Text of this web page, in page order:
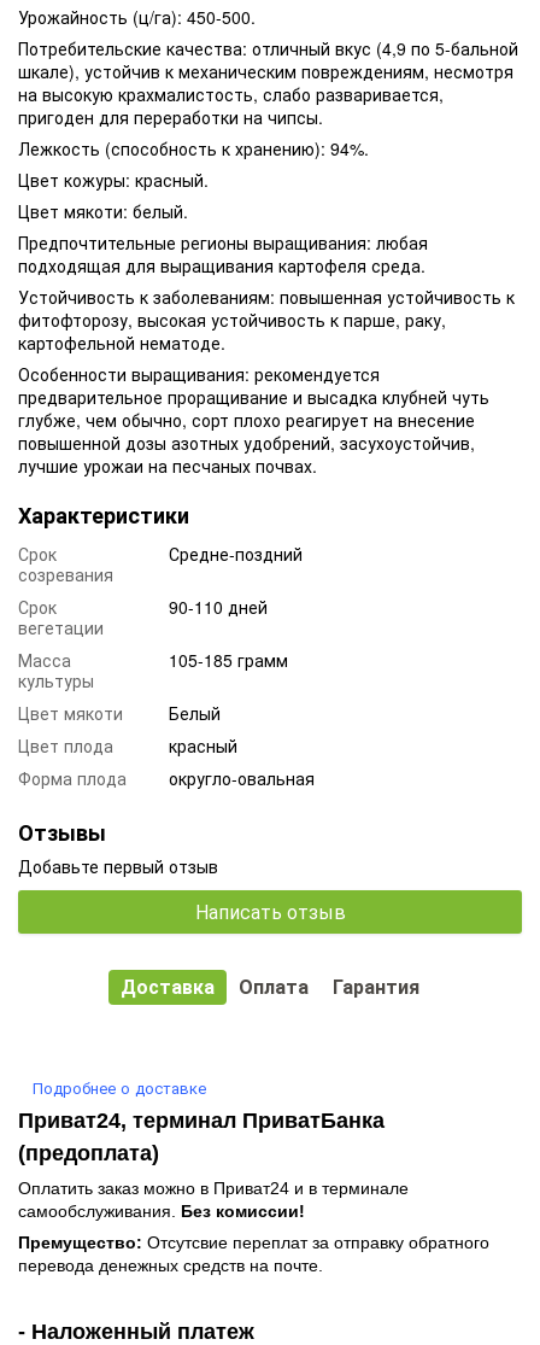
Урожайность (ц/га): 450-500.
Потребительские качества: отличный вкус (4,9 по 5-бальной
шкале), устойчив к механическим повреждениям, несмотря
на высокую крахмалистость, слабо разваривается,
пригоден для переработки на чипсы.
Лежкость (способность к хранению): 94%.
Цвет кожуры: красный.
Цвет мякоти: белый.
Предпочтительные регионы выращивания: любая
подходящая для выращивания картофеля среда.
Устойчивость к заболеваниям: повышенная устойчивость к
фитофторозу, высокая устойчивость к парше, раку,
картофельной нематоде.
Особенности выращивания: рекомендуется
предварительное проращивание и высадка клубней чуть
глубже, чем обычно, сорт плохо реагирует на внесение
повышенной дозы азотных удобрений, засухоустойчив,
лучшие урожаи на песчаных почвах.
Характеристики
Срок
созревания
Средне-поздний
Срок
вегетации
90-110 дней
Масса
культуры
105-185 грамм
Цвет мякоти
Белый
Цвет плода
красный
Форма плода
округло-овальная
Отзывы
Добавьте первый отзыв
Написать отзыв
Доставка Оплата Гарантия
Подробнее о доставке
Приват24, терминал ПриватБанка
(предоплата)
Оплатить заказ можно в Приват24 и в терминале
самообслуживания. Без комиссии!
Премущество: Отсутсвие переплат за отправку обратного
перевода денежных средств на почте.
- Наложенный платеж